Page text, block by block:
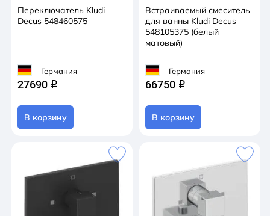
Переключатель Kludi
Decus 548460575
Германия
27690 q
В корзину
Встраиваемый смеситель
для ванны Kludi Decus
548105375 (белый
матовый)
Германия
66750 q
В корзину